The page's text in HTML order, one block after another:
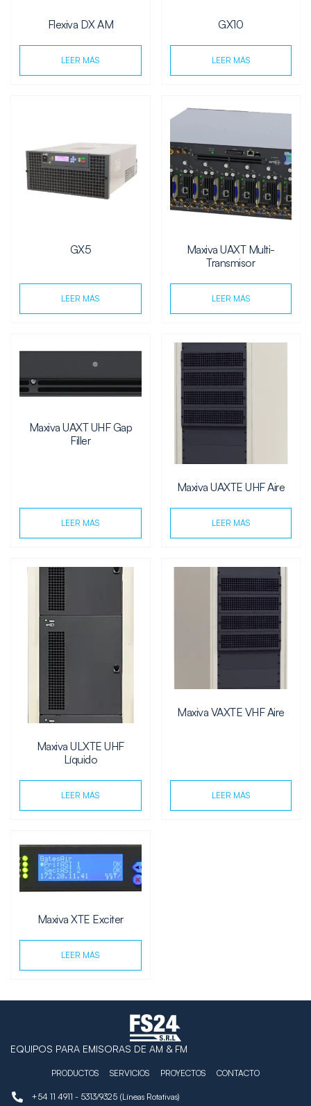
Flexiva DX AM
LEER MÁS
GX10
LEER MÁS
GX5
LEER MÁS
Maxiva UAXT Multi-
Transmisor
LEER MÁS
Maxiva UAXT UHF Gap
Filler
LEER MÁS
Maxiva UAXTE UHF Aire
LEER MÁS
Maxiva ULXTE UHF
Líquido
LEER MÁS
Maxiva VAXTE VHF Aire
LEER MÁS
Maxiva XTE Exciter
LEER MÁS
EQUIPOS PARA EMISORAS DE AM & FM
PRODUCTOS SERVICIOS PROYECTOS CONTACTO
+54 11 4911 - 5313/9325 (Líneas Rotativas)